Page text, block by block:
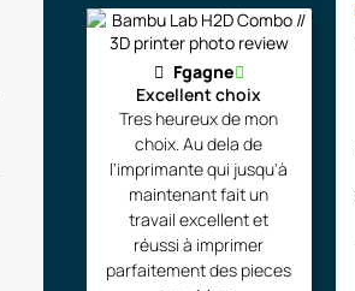
Fgagne
Excellent choix
Tres heureux de mon
choix. Au dela de
l'imprimante qui jusqu'à
maintenant fait un
travail excellent et
réussi à imprimer
parfaitement des pieces